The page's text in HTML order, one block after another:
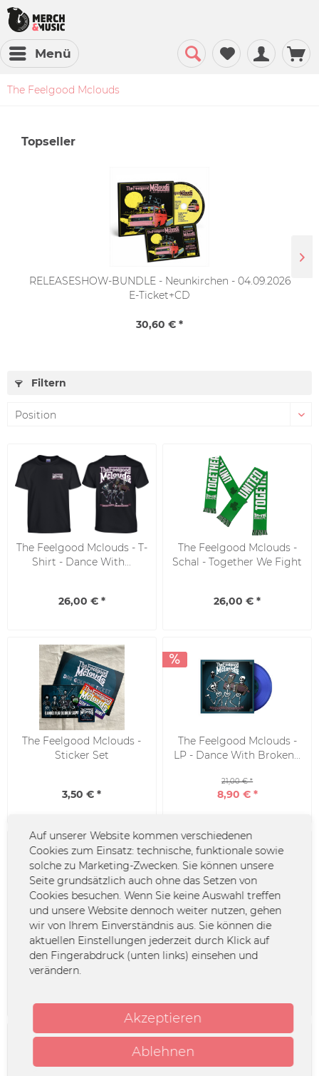
Menü
The Feelgood Mclouds
Topseller
RELEASESHOW-BUNDLE - Neunkirchen - 04.09.2026
E-Ticket+CD
30,60 € *
Filtern
The Feelgood Mclouds - T-
Shirt - Dance With...
26,00 € *
The Feelgood Mclouds -
Schal - Together We Fight
26,00 € *
The Feelgood Mclouds -
Sticker Set
3,50 € *
The Feelgood Mclouds -
LP - Dance With Broken...
21,00 € *
8,90 € *
The Feelgood Mclouds -
CD - Saints & Sinners
The Feelgood Mclouds -
CD - Life On A Ferris
Wheel
Auf unserer Website kommen verschiedenen
Cookies zum Einsatz: technische, funktionale sowie
solche zu Marketing-Zwecken. Sie können unsere
Seite grundsätzlich auch ohne das Setzen von
Cookies besuchen. Wenn Sie keine Auswahl treffen
und unsere Website dennoch weiter nutzen, gehen
wir von Ihrem Einverständnis aus. Sie können die
aktuellen Einstellungen jederzeit durch Klick auf
den Fingerabdruck (unten links) einsehen und
verändern.
Akzeptieren
Ablehnen